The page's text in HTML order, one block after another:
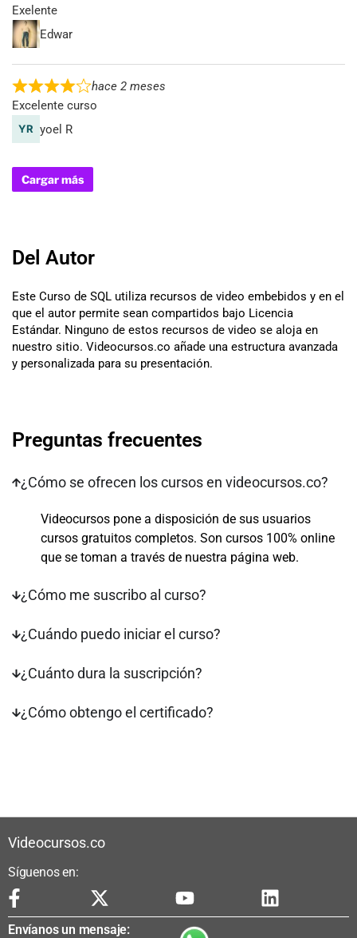
Exelente
Edwar
hace 2 meses
Excelente curso
yoel R
Cargar más
Del Autor
Este Curso de SQL utiliza recursos de video embebidos y en el
que el autor permite sean compartidos bajo Licencia
Estándar. Ninguno de estos recursos de video se aloja en
nuestro sitio. Videocursos.co añade una estructura avanzada
y personalizada para su presentación.
Preguntas frecuentes
¿Cómo se ofrecen los cursos en videocursos.co?
Videocursos pone a disposición de sus usuarios
cursos gratuitos completos. Son cursos 100% online
que se toman a través de nuestra página web.
¿Cómo me suscribo al curso?
¿Cuándo puedo iniciar el curso?
¿Cuánto dura la suscripción?
¿Cómo obtengo el certificado?
Videocursos.co
Síguenos en:
Envíanos un mensaje: